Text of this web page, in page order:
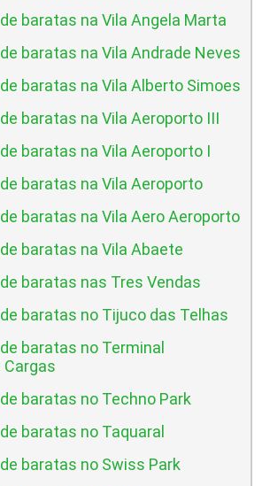
baratas na Vila Angela Marta
baratas na Vila Andrade Neves
baratas na Vila Alberto Simoes
baratas na Vila Aeroporto III
baratas na Vila Aeroporto I
baratas na Vila Aeroporto
baratas na Vila Aero Aeroporto
baratas na Vila Abaete
baratas nas Tres Vendas
baratas no Tijuco das Telhas
baratas no Terminal
Cargas
baratas no Techno Park
baratas no Taquaral
baratas no Swiss Park